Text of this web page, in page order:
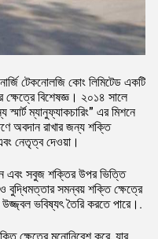
টেকনোলজি কোং লিমিটেড একটি
বিশেষজ্ঞ। ২০১৪ সালে
ম্যানুফ্যাকচারিং" এর মিশনে
অবদান রাখার জন্য শক্তি
নেতৃত্ব দেওয়া।
এবং সবুজ শক্তির উপর ভিত্তি
বুদ্ধিমত্তার সমন্বয় শক্তি ক্ষেত্রে
ভবিষ্যৎ তৈরি করতে পারে।.